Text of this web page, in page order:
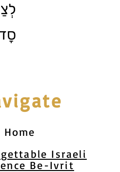
Home
Israeli
Be-Ivrit